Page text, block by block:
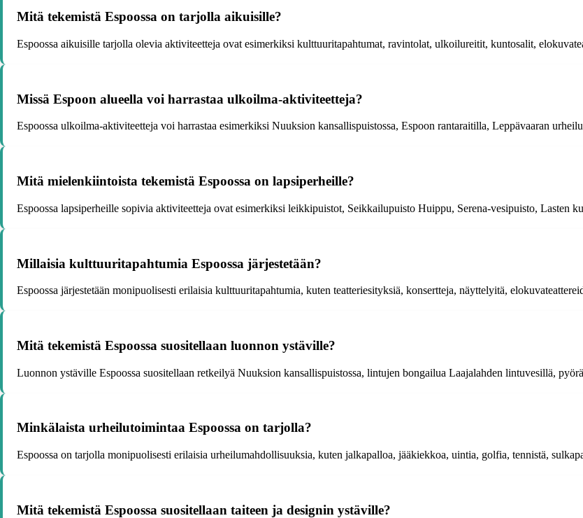
Mitä tekemistä Espoossa on tarjolla aikuisille?
Espoossa aikuisille tarjolla olevia aktiviteetteja ovat esimerkiksi kulttuuritapahtumat, ravintolat, ulkoilureitit, kuntosalit,
Missä Espoon alueella voi harrastaa ulkoilma-aktiviteetteja?
Espoossa ulkoilma-aktiviteetteja voi harrastaa esimerkiksi Nuuksion kansallispuistossa, Espoon rantaraitilla, Leppävaaran
Mitä mielenkiintoista tekemistä Espoossa on lapsiperheille?
Espoossa lapsiperheille sopivia aktiviteetteja ovat esimerkiksi leikkipuistot, Seikkailupuisto Huippu, Serena-vesipuisto, Lasten
Millaisia kulttuuritapahtumia Espoossa järjestetään?
Espoossa järjestetään monipuolisesti erilaisia kulttuuritapahtumia, kuten teatteriesityksiä, konsertteja, näyttelyitä,
Mitä tekemistä Espoossa suositellaan luonnon ystäville?
Luonnon ystäville Espoossa suositellaan retkeilyä Nuuksion kansallispuistossa, lintujen bongailua Laajalahden lintuvesillä,
Minkälaista urheilutoimintaa Espoossa on tarjolla?
Espoossa on tarjolla monipuolisesti erilaisia urheilumahdollisuuksia, kuten jalkapalloa, jääkiekkoa, uintia, golfia, tennistä,
Mitä tekemistä Espoossa suositellaan taiteen ja designin ystäville?